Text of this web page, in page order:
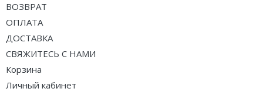
ВОЗВРАТ
ОПЛАТА
ДОСТАВКА
СВЯЖИТЕСЬ С НАМИ
Корзина
Личный кабинет